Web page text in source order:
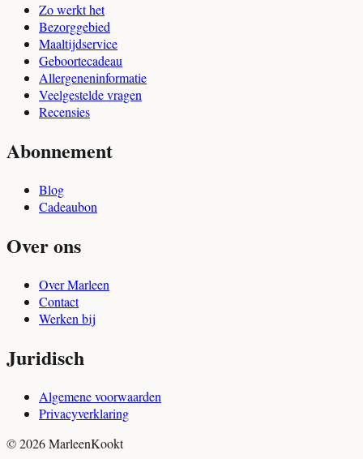
Zo werkt het
Bezorggebied
Maaltijdservice
Geboortecadeau
Allergeneninformatie
Veelgestelde vragen
Recensies
Abonnement
Blog
Cadeaubon
Over ons
Over Marleen
Contact
Werken bij
Juridisch
Algemene voorwaarden
Privacyverklaring
© 2026 MarleenKookt